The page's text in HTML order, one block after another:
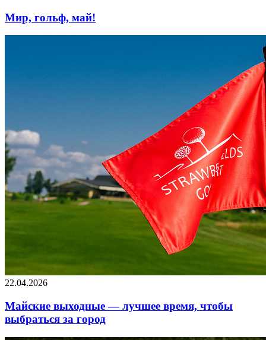
Мир, гольф, май!
22.04.2026
Майские выходные — лучшее время, чтобы
выбраться за город